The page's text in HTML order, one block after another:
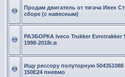
Продам двигатель от тягача Ивек
сборе (с навесным)
РАЗБОРКА Iveco Trukker Evrotrakker
1998-2018г.в
Ищу рессору полуторную
150Е24 пневмо